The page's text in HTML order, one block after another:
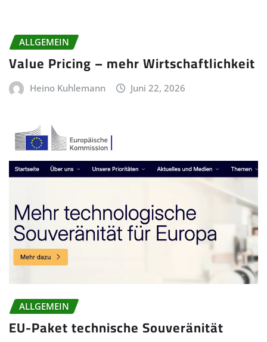
ALLGEMEIN
Value Pricing – mehr Wirtschaftlichkeit
Heino Kuhlemann Juni 22, 2026
ALLGEMEIN
EU-Paket technische Souveränität